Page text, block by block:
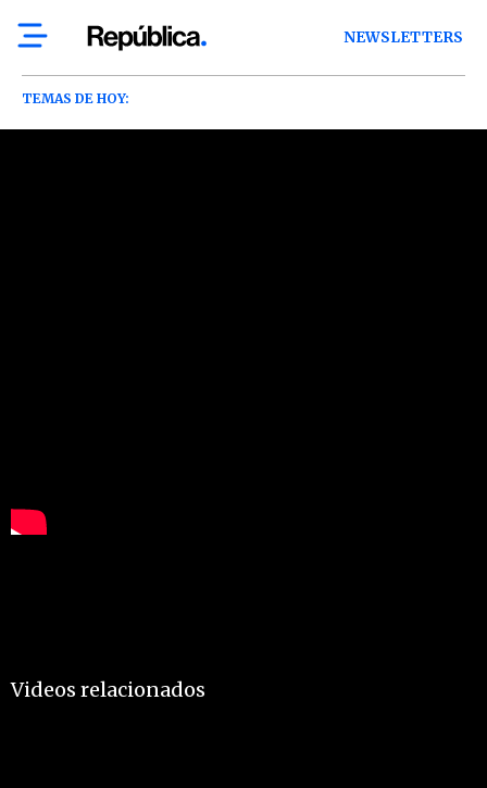
NEWSLETTERS
TEMAS DE HOY:
Videos relacionados